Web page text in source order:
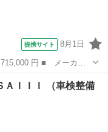
提携サイト 8月1日
ード名： カスタム
ラ 衝突軽減装置 Ｅ
ＩＩＩ （車検整備